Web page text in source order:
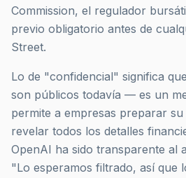
Commission, el regulador
previo obligatorio antes de
Street.
Lo de "confidencial" significa
son públicos todavía — es un
permite a empresas preparar su
revelar todos los detalles
OpenAI ha sido transparente al
"Lo esperamos filtrado, así que